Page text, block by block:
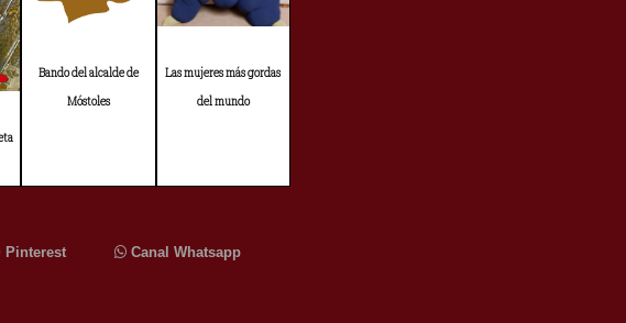
Bando del alcalde de
Móstoles
Las mujeres más gordas
del mundo
Pinterest Canal Whatsapp